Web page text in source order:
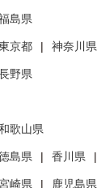
島県
京都 神奈川県
野県
歌山県
島県 香川県
崎県 鹿児島県